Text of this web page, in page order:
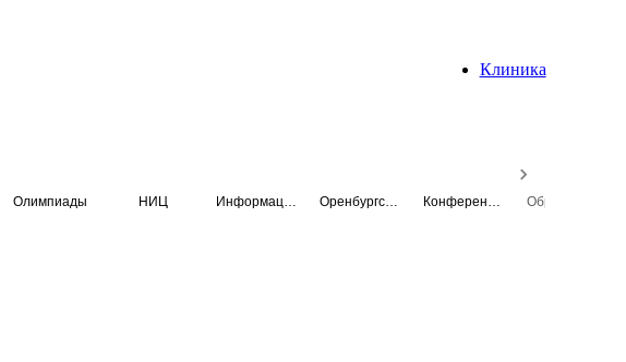
Клиника
Олимпиады НИЦ